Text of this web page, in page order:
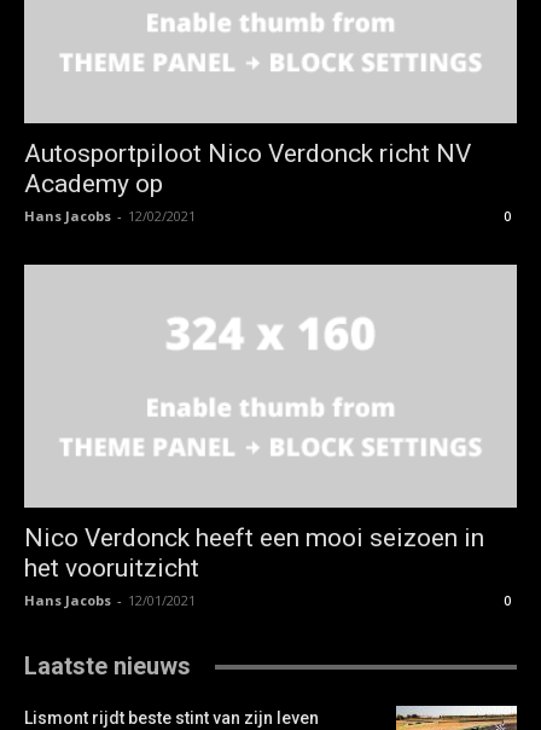
Autosportpiloot Nico Verdonck richt NV
Academy op
Hans Jacobs - 12/02/2021 0
Nico Verdonck heeft een mooi seizoen in
het vooruitzicht
Hans Jacobs - 12/01/2021 0
Laatste nieuws
Lismont rijdt beste stint van zijn leven